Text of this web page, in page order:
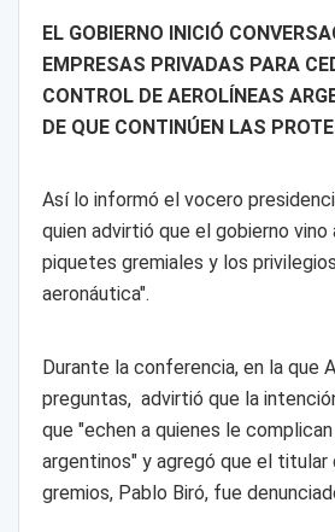
EL GOBIERNO INICIÓ
EMPRESAS PRIVADAS PARA
CONTROL DE AEROLÍNEAS
DE QUE CONTINÚEN LAS
Así lo informó el vocero
quien advirtió que el gobierno vino
piquetes gremiales y los
aeronáutica".
Durante la conferencia, en la que
preguntas, advirtió que la
que "echen a quienes le
argentinos" y agregó que el titular
gremios, Pablo Biró, fue